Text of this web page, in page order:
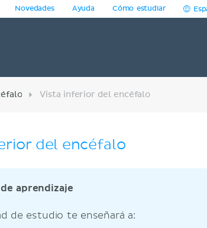
Novedades Ayuda Cómo estudiar
Vista inferior del encéfalo
del encéfalo
aprendizaje
de estudio te enseñará a: